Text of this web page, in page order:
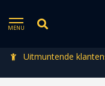
MENU
Uitmuntende